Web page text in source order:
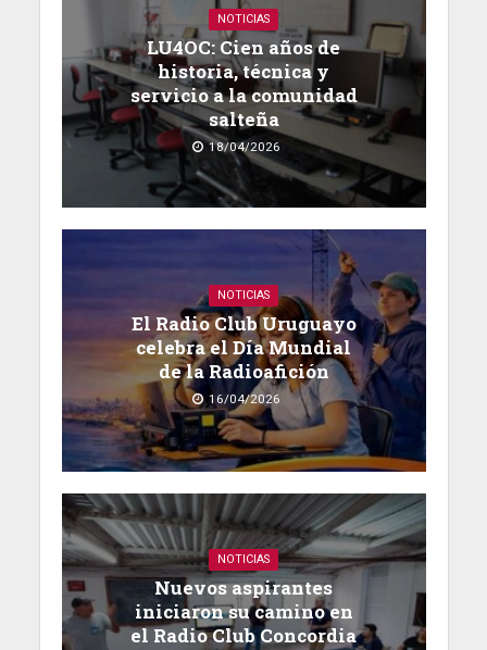
NOTICIAS
LU4OC: Cien años de
historia, técnica y
servicio a la comunidad
salteña
18/04/2026
NOTICIAS
El Radio Club Uruguayo
celebra el Día Mundial
de la Radioafición
16/04/2026
NOTICIAS
Nuevos aspirantes
iniciaron su camino en
el Radio Club Concordia